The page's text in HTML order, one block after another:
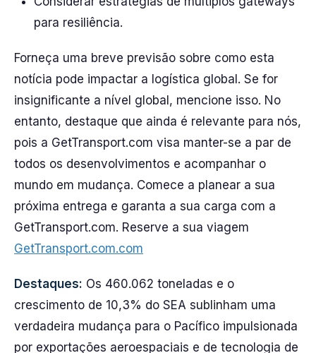
para resiliência.
Forneça uma breve previsão sobre como esta
notícia pode impactar a logística global. Se for
insignificante a nível global, mencione isso. No
entanto, destaque que ainda é relevante para nós,
pois a GetTransport.com visa manter-se a par de
todos os desenvolvimentos e acompanhar o
mundo em mudança. Comece a planear a sua
próxima entrega e garanta a sua carga com a
GetTransport.com. Reserve a sua viagem
GetTransport.com.com
Destaques: Os 460.062 toneladas e o
crescimento de 10,3% do SEA sublinham uma
verdadeira mudança para o Pacífico impulsionada
por exportações aeroespaciais e de tecnologia de